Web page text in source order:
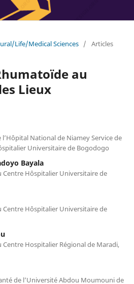
Life/Medical Sciences / Articles
au
Lieux
National de Niamey Service de
Universitaire de Bogodogo
Bayala
Centre Hôspitalier Universitaire de
Centre Hôspitalier Universitaire de
Hospitalier Régional de Maradi,
de l’Université Abdou Moumouni de